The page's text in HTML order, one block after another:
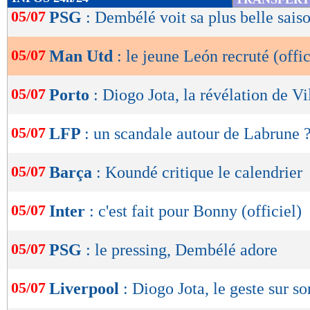
de
OK
05/07 PSG : Dembélé voit sa plus belle
05/07 Man Utd : le jeune León recruté
05/07 Porto : Diogo Jota, la révélation de
05/07 LFP : un scandale autour de Labrune
05/07 Barça : Koundé critique le calendrier
05/07 Inter : c'est fait pour Bonny (officiel)
05/07 PSG : le pressing, Dembélé adore
05/07 Liverpool : Diogo Jota, le geste sur